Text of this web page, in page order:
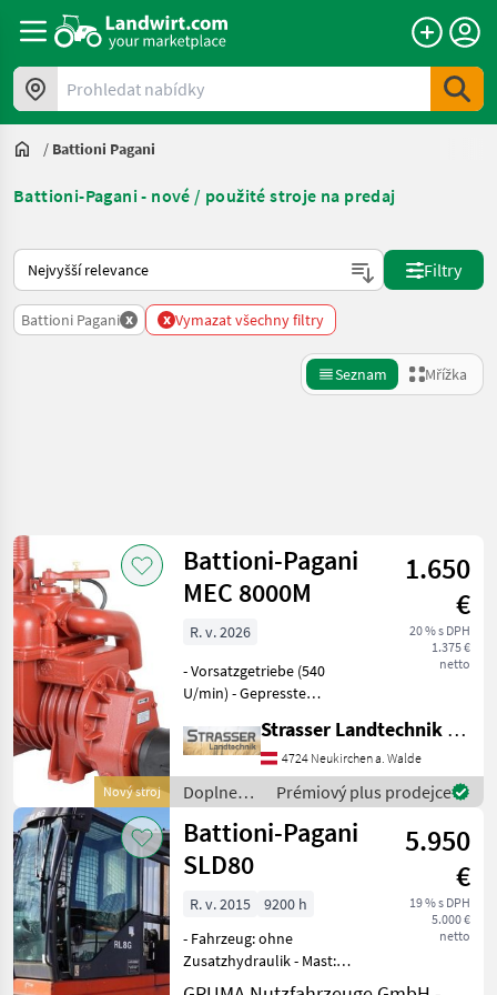
Prohledat nabídky
/ Battioni Pagani
Battioni-Pagani - nové / použité stroje na predaj
Takto se řadí nabídky na Landwirt.com
Filtry
Battioni Pagani x x Vymazat všechny filtry
Seznam Mřížka
Kategorie 1 Země Filtry
AKTUÁLNÍ
CESTA
Battioni
Pagani
VYBRAT
KATEGORII
poľnohospodárska technika
7
ostatné
1
MARKETPLACE
Marketplace
Nabídky
prodejců
Inzeráty
Obnovit
Zobrazit
výsledků
Nový stroj
Battioni-Pagani
MEC 8000M
1.650
€
20 % s DPH
1.375 €
netto
R. v. 2026
- Vorsatzgetriebe (540
U/min) - Gepresste
und einstellbarem
Tropföler) - Druck maximal:
1, 5 bar - Gewicht: 160 kg -
Luftleistung Kompress
Strasser Landtechnik GmbH
4724 Neukirchen a. Walde
Doplnenie
živin a
polievanie
/ Battioni-
Pagani
Prémiový plus prodejce
Battioni-Pagani
SLD80
5.950
€
19 % s DPH
5.000 €
netto
R. v. 2015
9200 h
- Fahrzeug: ohne
Zusatzhydraulik - Mast:
ohne Zusatzhydraulik -